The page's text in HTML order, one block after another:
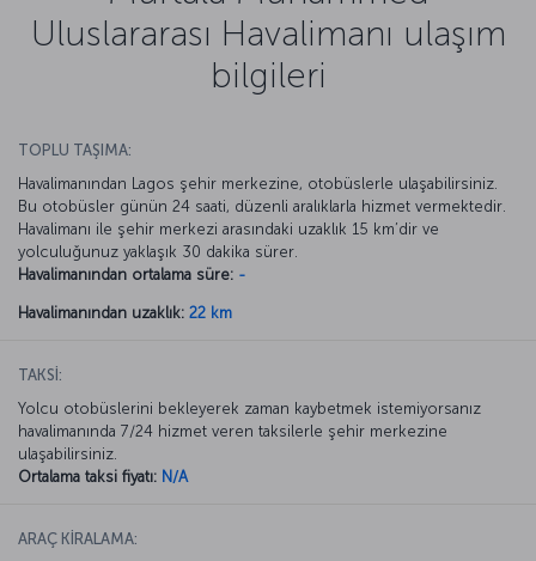
Uluslararası Havalimanı ulaşım
bilgileri
TOPLU TAŞIMA:
Havalimanından Lagos şehir merkezine, otobüslerle ulaşabilirsiniz.
Bu otobüsler günün 24 saati, düzenli aralıklarla hizmet vermektedir.
Havalimanı ile şehir merkezi arasındaki uzaklık 15 km’dir ve
yolculuğunuz yaklaşık 30 dakika sürer.
Havalimanından ortalama süre: -
Havalimanından uzaklık: 22 km
TAKSİ:
Yolcu otobüslerini bekleyerek zaman kaybetmek istemiyorsanız
havalimanında 7/24 hizmet veren taksilerle şehir merkezine
ulaşabilirsiniz.
Ortalama taksi fiyatı: N/A
ARAÇ KİRALAMA: